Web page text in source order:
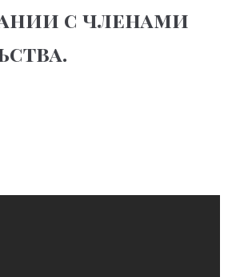
с членами